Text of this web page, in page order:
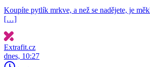
Koupíte pytlík mrkve, a než se nadějete, je
[…]
Extrafit.cz
dnes, 10:27